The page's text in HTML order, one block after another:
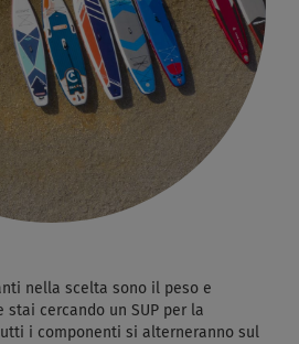
nella scelta sono il peso e
stai cercando un SUP per la
i componenti si alterneranno sul